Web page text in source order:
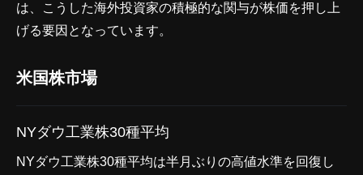
は、こうした海外投資家の積極的な関与が株価を押し上
げる要因となっています。
米国株市場
NYダウ工業株30種平均
NYダウ工業株30種平均は半月ぶりの高値水準を回復し